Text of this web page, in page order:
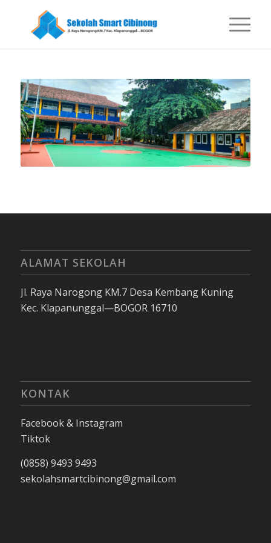
ALAMAT SEKOLAH
Jl. Raya Narogong KM.7 Desa Kembang Kuning
Kec. Klapanunggal—BOGOR 16710
KONTAK
Facebook & Instagram
Tiktok
(0858) 9493 9493
sekolahsmartcibinong@gmail.com